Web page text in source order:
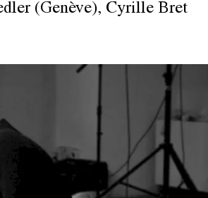
(Genève), Cyrille Bret